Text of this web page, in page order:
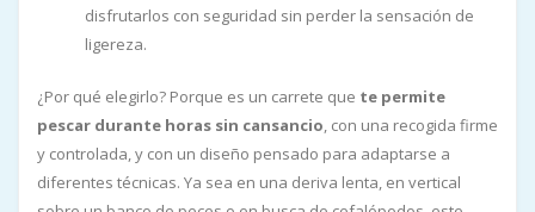
disfrutarlos con seguridad sin perder la sensación de
ligereza.
¿Por qué elegirlo? Porque es un carrete que te permite
pescar durante horas sin cansancio, con una recogida firme
y controlada, y con un diseño pensado para adaptarse a
diferentes técnicas. Ya sea en una deriva lenta, en vertical